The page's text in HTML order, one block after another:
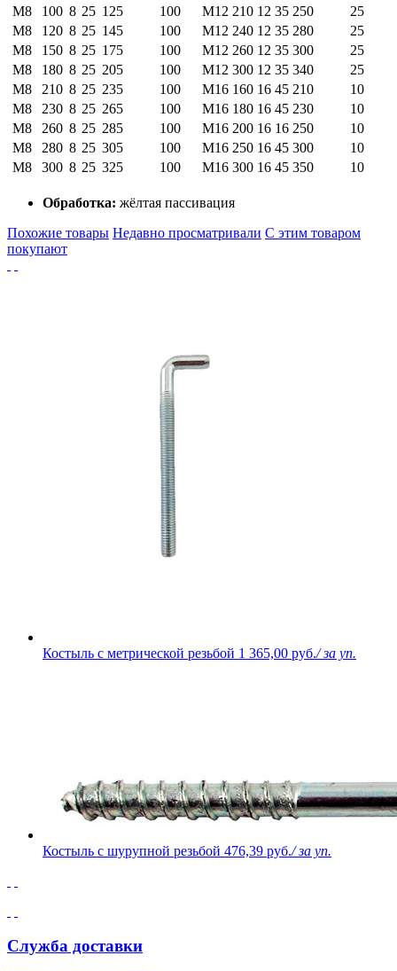
М8
100 8 25 125
100
М8
120 8 25 145
100
М8
150 8 25 175
100
М8
180 8 25 205
100
М8
210 8 25 235
100
М8
230 8 25 265
100
М8
260 8 25 285
100
М8
280 8 25 305
100
М8
300 8 25 325 100
М12 210 12 35 250
25
М12 240 12 35 280
25
М12 260 12 35 300
25
М12 300 12 35 340
25
М16 160 16 45 210
10
М16 180 16 45 230
10
М16 200 16 16 250
10
М16 250 16 45 300
10
М16 300 16 45 350 10
Обработка: жёлтая пассивация
Похожие товары Недавно просматривали С этим товаром
покупают
Костыль с метрической резьбой 1 365,00 руб./ за уп.
Костыль с шурупной резьбой 476,39 руб./ за уп.
Служба доставки